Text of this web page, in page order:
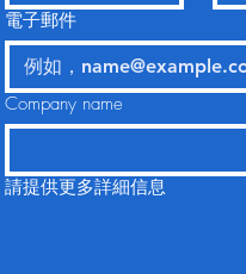
電子郵件
Company name
請提供更多詳細信息